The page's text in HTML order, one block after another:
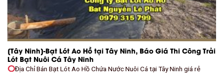
[Tây Ninh]-Bạt Lót Ao Hồ tại Tây Ninh, Báo Giá Thi Công Trải
Lót Bạt Nuôi Cá Tây Ninh
Địa Chỉ Bán Bạt Lót Ao Hồ Chứa Nước Nuôi Cá tại Tây Ninh giá rẻ